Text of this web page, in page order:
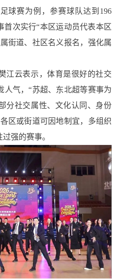
球赛为例，参赛球队达到196
首次实行“本区运动员代表本区
街道、社区名义报名，强化属
云表示，体育是很好的社交
人气，“苏超、东北超等赛事为
分社交属性、文化认同、身份
区或街道可因地制宜，多组织
强的赛事。